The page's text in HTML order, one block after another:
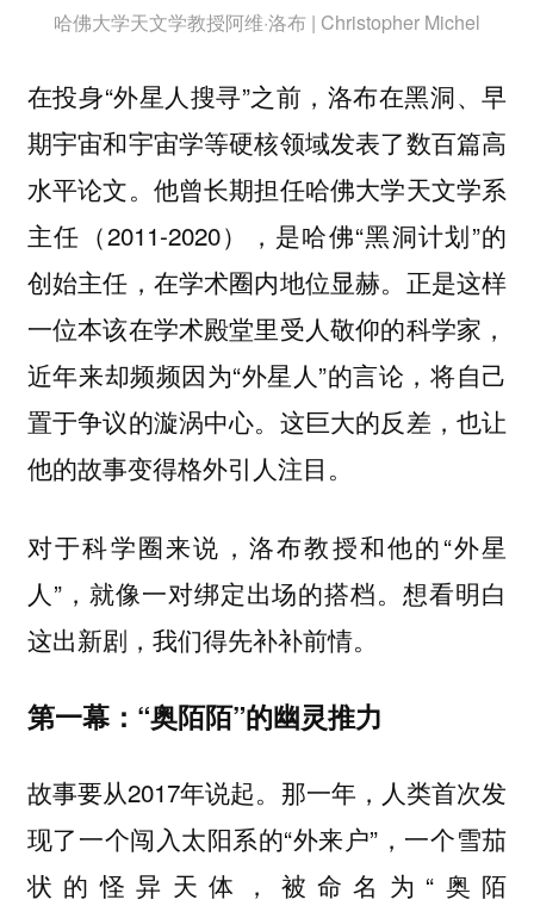
哈佛大学天文学教授阿维·洛布 | Christopher Michel
在投身“外星人搜寻”之前，洛布在黑洞、早
期宇宙和宇宙学等硬核领域发表了数百篇高
水平论文。他曾长期担任哈佛大学天文学系
主任（2011-2020），是哈佛“黑洞计划”的
创始主任，在学术圈内地位显赫。正是这样
一位本该在学术殿堂里受人敬仰的科学家，
近年来却频频因为“外星人”的言论，将自己
置于争议的漩涡中心。这巨大的反差，也让
他的故事变得格外引人注目。
对于科学圈来说，洛布教授和他的“外星
人”，就像一对绑定出场的搭档。想看明白
这出新剧，我们得先补补前情。
第一幕：“奥陌陌”的幽灵推力
故事要从2017年说起。那一年，人类首次发
现了一个闯入太阳系的“外来户”，一个雪茄
状的怪异天体，被命名为“奥陌